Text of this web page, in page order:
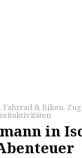
, Fahrrad & Biken,
in